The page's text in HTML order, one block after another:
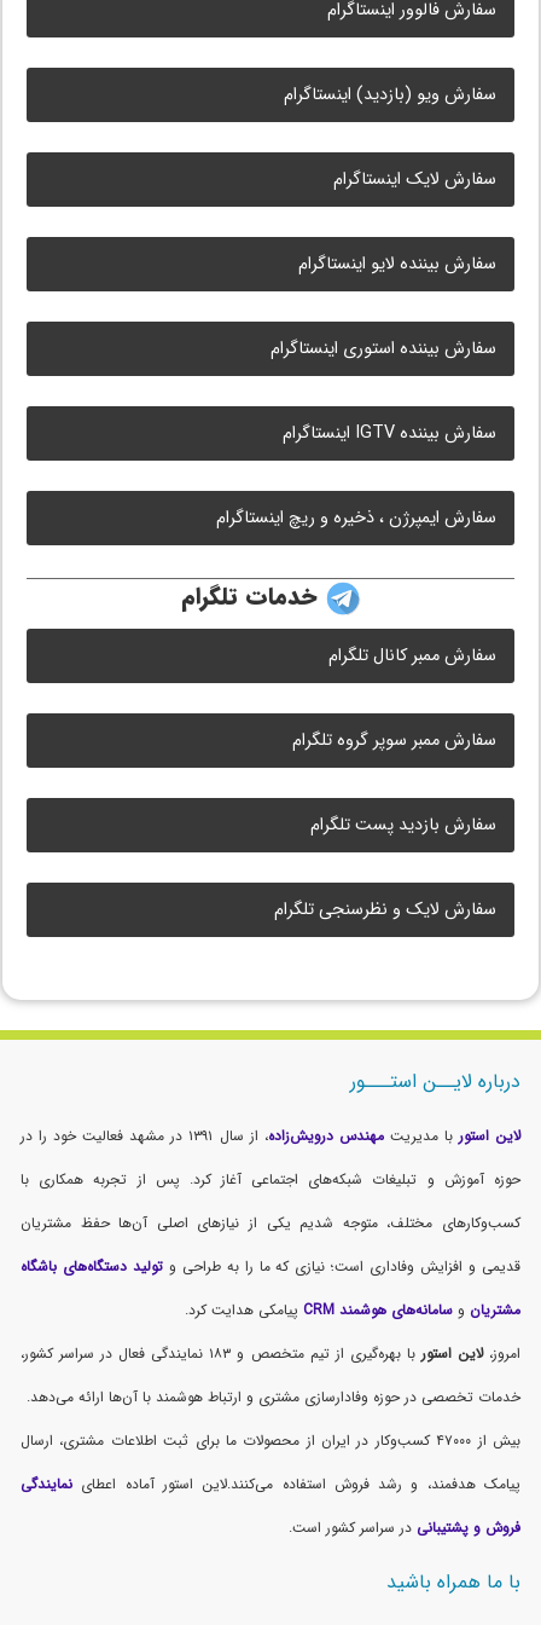
سفارش فالوور اینستاگرام
سفارش ویو (بازدید) اینستاگرام
سفارش لایک اینستاگرام
سفارش بیننده لایو اینستاگرام
سفارش بیننده استوری اینستاگرام
سفارش بیننده IGTV اینستاگرام
سفارش ایمپرژن ، ذخیره و ریچ اینستاگرام
خدمات تلگرام
سفارش ممبر کانال تلگرام
سفارش ممبر سوپر گروه تلگرام
سفارش بازدید پست تلگرام
سفارش لایک و نظرسنجی تلگرام